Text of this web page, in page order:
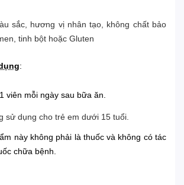
sắc, hương vị nhân tạo, không chất bảo
tinh bột hoặc Gluten
:
viên mỗi ngày sau bữa ăn.
cho trẻ em dưới 15 tuổi.
này không phải là thuốc và không có tác
chữa bệnh.